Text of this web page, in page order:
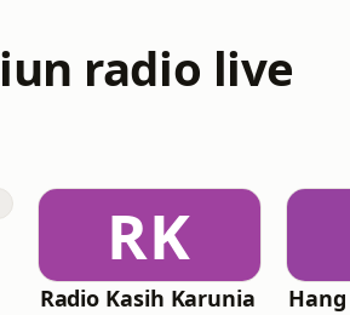
radio live
RK
Radio Kasih Karunia Hang